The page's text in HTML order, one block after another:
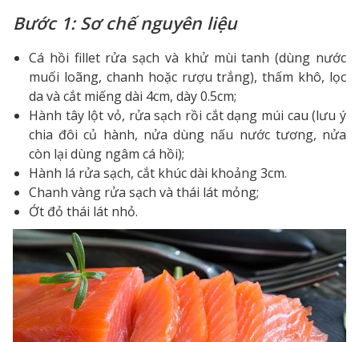
Bước 1: Sơ chế nguyên liệu
Cá hồi fillet rửa sạch và khử mùi tanh (dùng nước
muối loãng, chanh hoặc rượu trắng), thấm khô, lọc
da và cắt miếng dài 4cm, dày 0.5cm;
Hành tây lột vỏ, rửa sạch rồi cắt dạng múi cau (lưu ý
chia đôi củ hành, nửa dùng nấu nước tương, nửa
còn lại dùng ngâm cá hồi);
Hành lá rửa sạch, cắt khúc dài khoảng 3cm.
Chanh vàng rửa sạch và thái lát mỏng;
Ớt đỏ thái lát nhỏ.